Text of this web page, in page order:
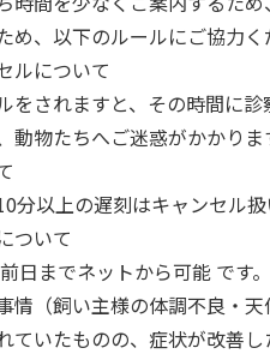
め、以下のルールにご協力く
ルについて
をされますと、その時間に
動物たちへご迷惑がかかり
分以上の遅刻はキャンセル扱
ついて
日までネットから可能 です。
情（飼い主様の体調不良・
ていたものの、症状が改善